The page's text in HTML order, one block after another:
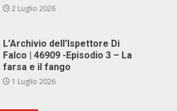
2 Luglio 2026
L’Archivio dell’Ispettore Di
Falco | 46909 -Episodio 3 – La
farsa e il fango
1 Luglio 2026